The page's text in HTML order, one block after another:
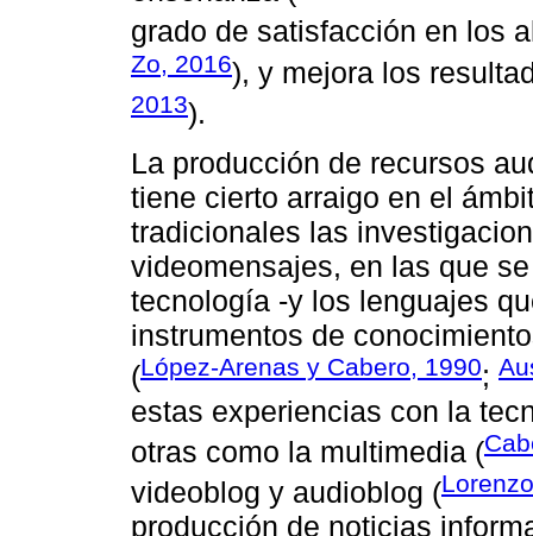
grado de satisfacción en los
Zo, 2016), y mejora los
2013).
La producción de recursos
tiene cierto arraigo en el
tradicionales las
videomensajes, en las que
tecnología -y los lenguajes
instrumentos de
(López-Arenas y Cabero, 1990;
estas experiencias con la
otras como la multimedia (
videoblog y audioblog (
producción de noticias